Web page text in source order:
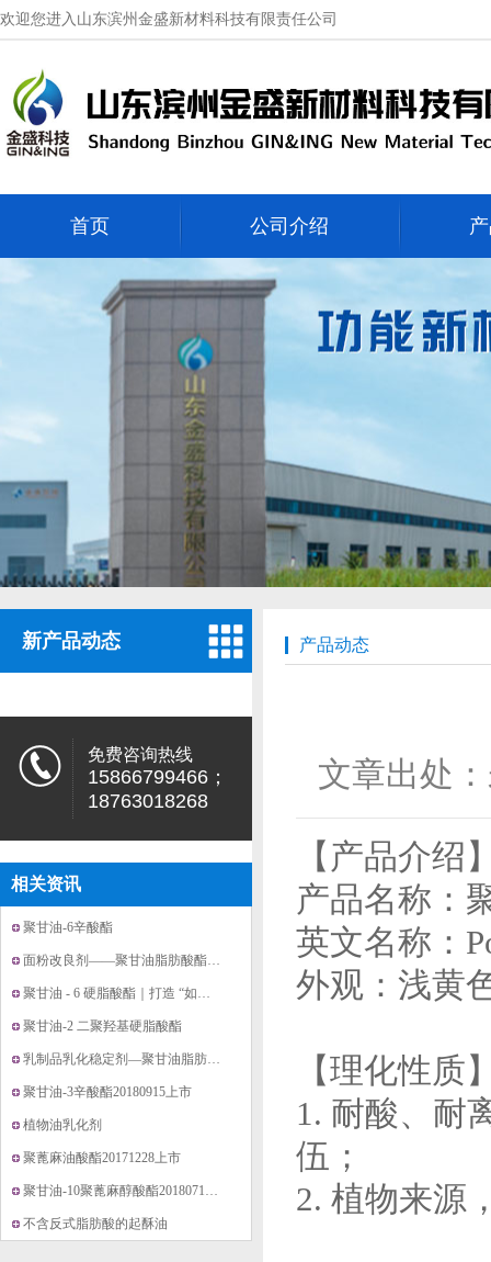
欢迎您进入山东滨州金盛新材料科技有限责任公司
首页 公司介绍
新产品动态
免费咨询热线
15866799466；
18763018268
相关资讯
聚甘油-6辛酸酯
面粉改良剂——聚甘油脂肪酸酯20171224上市
聚甘油 - 6 硬脂酸酯｜打造 “如水般轻盈” 的纯净乳液灵魂
聚甘油-2 二聚羟基硬脂酸酯
乳制品乳化稳定剂—聚甘油脂肪酸酯20171221上市
聚甘油-3辛酸酯20180915上市
植物油乳化剂
聚蓖麻油酸酯20171228上市
聚甘油-10聚蓖麻醇酸酯20180718上市
不含反式脂肪酸的起酥油
产品动态
文章出处
【产品介绍
产品名称：
英文名称：
外观：浅黄
【理化性质
1. 耐酸、耐
伍；
2. 植物来源